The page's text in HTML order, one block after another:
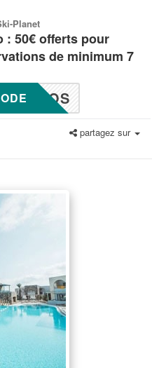
Planet
: 50€ offerts pour
de minimum 7
ROS
partagez sur